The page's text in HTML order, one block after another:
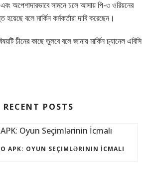
অপেশাদারভাবে সামনে চলে আসায় পি-৩ ওরিয়নের
বলে মার্কিন কর্মকর্তারা দাবি করেছেন।
চীনের কাছে তুলবে বলে জানায় মার্কিন চ্যানেল এবিসি
RECENT POSTS
APK: OYUN SEÇIMLƏRININ İCMALI